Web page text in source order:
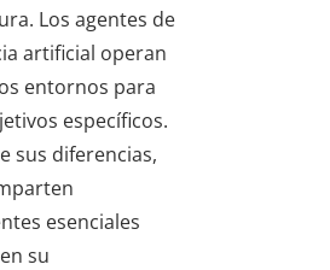
Los agentes de
artificial operan
entornos para
específicos.
sus diferencias,
esenciales
su